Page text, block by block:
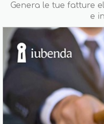
Genera le tue fatture
e